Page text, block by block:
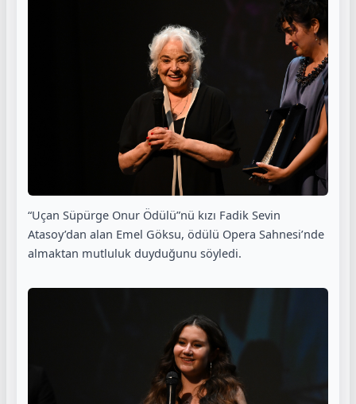
“Uçan Süpürge Onur Ödülü”nü kızı Fadik Sevin
Atasoy’dan alan Emel Göksu, ödülü Opera Sahnesi’nde
almaktan mutluluk duyduğunu söyledi.